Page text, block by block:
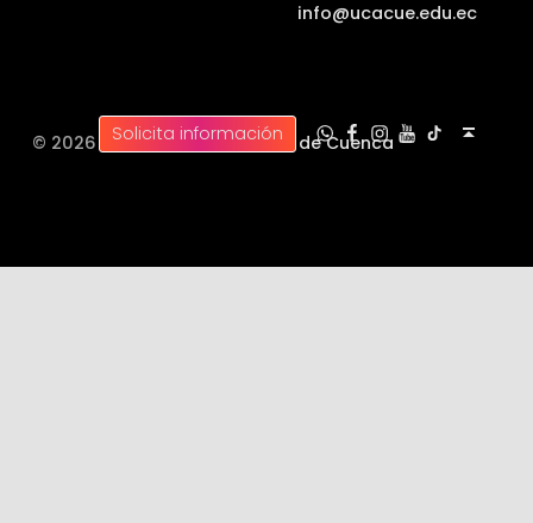
info@ucacue.edu.ec
© 2026 | Universidad Católica de Cuenca
Solicita información
UC WhatsApp
UC en Facebook
UC en Instagram
UC en Youtube
UC Tiktok